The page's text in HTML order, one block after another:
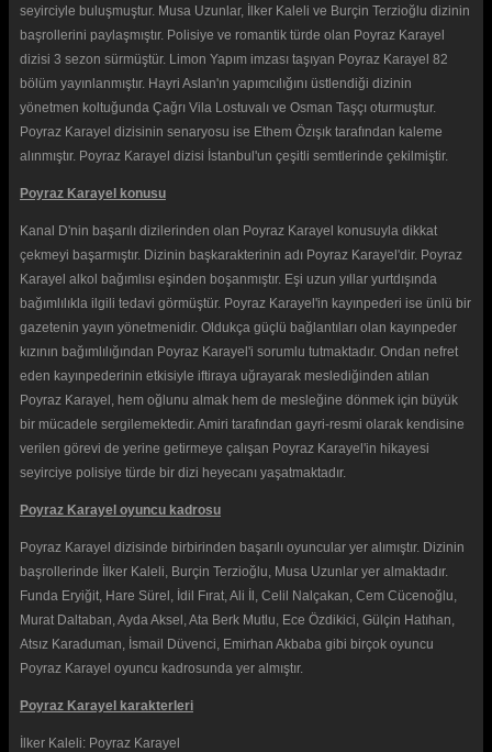
seyirciyle buluşmuştur. Musa Uzunlar, İlker Kaleli ve Burçin Terzioğlu dizinin
başrollerini paylaşmıştır. Polisiye ve romantik türde olan Poyraz Karayel
dizisi 3 sezon sürmüştür. Limon Yapım imzası taşıyan Poyraz Karayel 82
bölüm yayınlanmıştır. Hayri Aslan'ın yapımcılığını üstlendiği dizinin
yönetmen koltuğunda Çağrı Vila Lostuvalı ve Osman Taşçı oturmuştur.
Poyraz Karayel dizisinin senaryosu ise Ethem Özışık tarafından kaleme
alınmıştır. Poyraz Karayel dizisi İstanbul'un çeşitli semtlerinde çekilmiştir.
Poyraz Karayel konusu
Kanal D'nin başarılı dizilerinden olan Poyraz Karayel konusuyla dikkat
çekmeyi başarmıştır. Dizinin başkarakterinin adı Poyraz Karayel'dir. Poyraz
Karayel alkol bağımlısı eşinden boşanmıştır. Eşi uzun yıllar yurtdışında
bağımlılıkla ilgili tedavi görmüştür. Poyraz Karayel'in kayınpederi ise ünlü bir
gazetenin yayın yönetmenidir. Oldukça güçlü bağlantıları olan kayınpeder
kızının bağımlılığından Poyraz Karayel'i sorumlu tutmaktadır. Ondan nefret
eden kayınpederinin etkisiyle iftiraya uğrayarak meslediğinden atılan
Poyraz Karayel, hem oğlunu almak hem de mesleğine dönmek için büyük
bir mücadele sergilemektedir. Amiri tarafından gayri-resmi olarak kendisine
verilen görevi de yerine getirmeye çalışan Poyraz Karayel'in hikayesi
seyirciye polisiye türde bir dizi heyecanı yaşatmaktadır.
Poyraz Karayel oyuncu kadrosu
Poyraz Karayel dizisinde birbirinden başarılı oyuncular yer alımıştır. Dizinin
başrollerinde İlker Kaleli, Burçin Terzioğlu, Musa Uzunlar yer almaktadır.
Funda Eryiğit, Hare Sürel, İdil Fırat, Ali İl, Celil Nalçakan, Cem Cücenoğlu,
Murat Daltaban, Ayda Aksel, Ata Berk Mutlu, Ece Özdikici, Gülçin Hatıhan,
Atsız Karaduman, İsmail Düvenci, Emirhan Akbaba gibi birçok oyuncu
Poyraz Karayel oyuncu kadrosunda yer almıştır.
Poyraz Karayel karakterleri
İlker Kaleli: Poyraz Karayel